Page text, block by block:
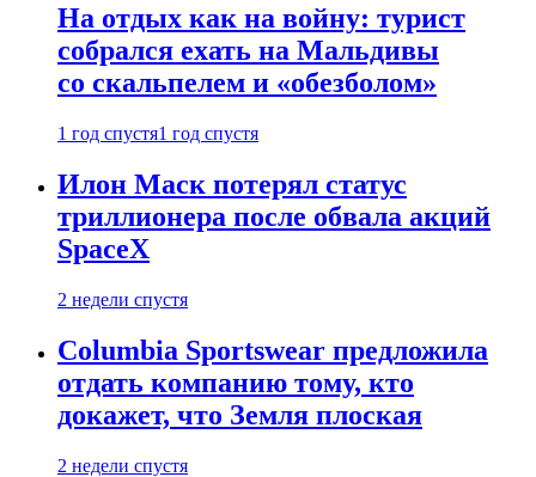
На отдых как на войну: турист
собрался ехать на Мальдивы
со скальпелем и «обезболом»
1 год спустя1 год спустя
Илон Маск потерял статус
триллионера после обвала акций
SpaceX
2 недели спустя
Columbia Sportswear предложила
отдать компанию тому, кто
докажет, что Земля плоская
2 недели спустя